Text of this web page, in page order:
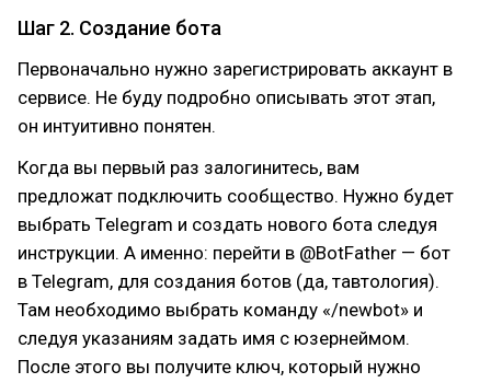
Шаг 2. Создание бота
Первоначально нужно зарегистрировать аккаунт в
сервисе. Не буду подробно описывать этот этап,
он интуитивно понятен.
Когда вы первый раз залогинитесь, вам
предложат подключить сообщество. Нужно будет
выбрать Telegram и создать нового бота следуя
инструкции. А именно: перейти в @BotFather — бот
в Telegram, для создания ботов (да, тавтология).
Там необходимо выбрать команду «/newbot» и
следуя указаниям задать имя с юзернеймом.
После этого вы получите ключ, который нужно